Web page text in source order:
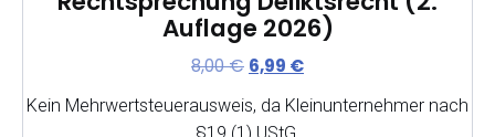
Auflage 2026)
8,00€ Ursprünglicher
war:
6,99 €Aktueller
ist:
Kein Mehrwertsteuerausweis, da Kleinunternehmer nach
§19 (1) UStG.